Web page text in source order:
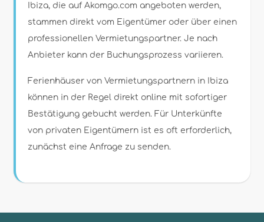
Ibiza, die auf Akomgo.com angeboten werden,
stammen direkt vom Eigentümer oder über einen
professionellen Vermietungspartner. Je nach
Anbieter kann der Buchungsprozess variieren.
Ferienhäuser von Vermietungspartnern in Ibiza
können in der Regel direkt online mit sofortiger
Bestätigung gebucht werden. Für Unterkünfte
von privaten Eigentümern ist es oft erforderlich,
zunächst eine Anfrage zu senden.